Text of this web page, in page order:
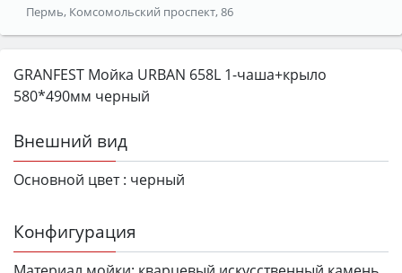
Пермь, Комсомольский проспект, 86
GRANFEST Мойка URBAN 658L 1-чаша+крыло
580*490мм черный
Внешний вид
Основной цвет : черный
Конфигурация